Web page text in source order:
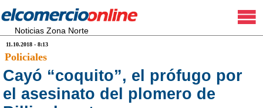
Noticias Zona Norte
11.10.2018 - 8:13
Policiales
Cayó “coquito”, el prófugo por
el asesinato del plomero de